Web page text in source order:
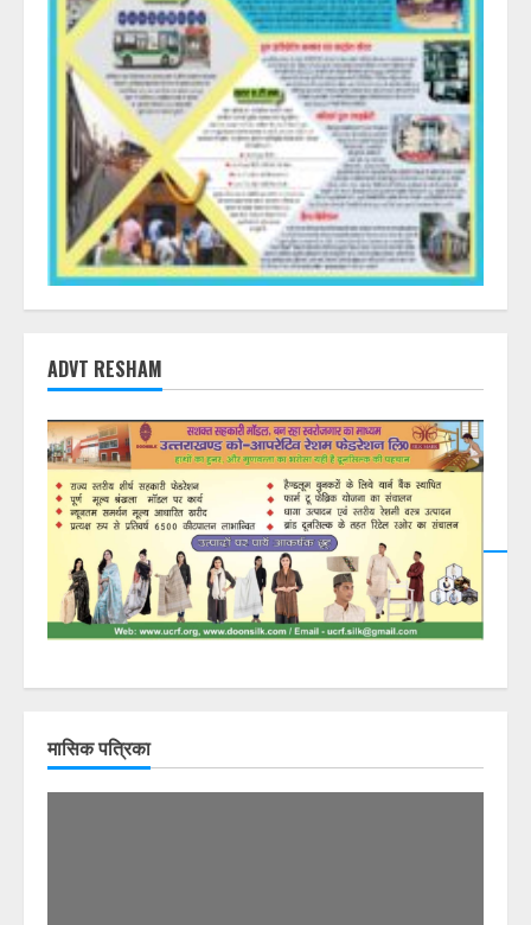
ADVT RESHAM
मासिक पत्रिका
DearFlip: Loading PDF
23% ...